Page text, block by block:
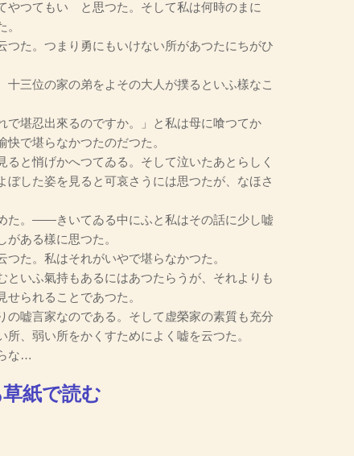
やつてもいゝと思つた。そして私は何時のまに
た。つまり勇にもいけない所があつたにちがひ
三位の家の弟をよその大人が撲るといふ樣なこ
堪忍出來るのですか。」と私は母に喰つてかゝ
で堪らなかつたのだつた。
と悄げかへつてゐる。そして泣いたあとらしく
した姿を見ると可哀さうには思つたが、なほさ
た。――きいてゐる中にふと私はその話に少し嘘
ある樣に思つた。
た。私はそれがいやで堪らなかつた。
いふ氣持もあるにはあつたらうが、それよりも
られることであつた。
嘘言家なのである。そして虚榮家の素質も充分
、弱い所をかくすためによく嘘を云つた。
な…
草紙で読む